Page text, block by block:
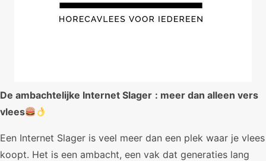
De ambachtelijke Internet Slager : meer dan alleen vers
vlees
Een Internet Slager is veel meer dan een plek waar je vlees
koopt. Het is een ambacht, een vak dat generaties lang